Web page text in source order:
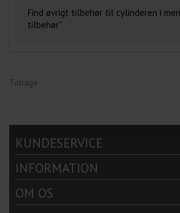
Find øvrigt tilbehør til cylinderen i
tilbehør"
Tilbage
KUNDESERVICE
INFORMATION
OM OS